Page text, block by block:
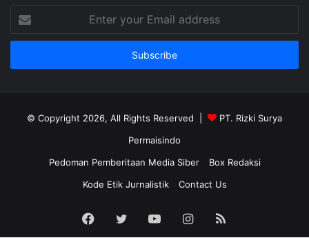
your
Email
© Copyright 2026, All Rights Reserved |
PT. Rizki Surya
Permaisindo
Pedoman Pemberitaan Media Siber
Box Redaksi
Kode Etik Jurnalistik
Contact Us
Facebook
Twitter YouTubeInstagram